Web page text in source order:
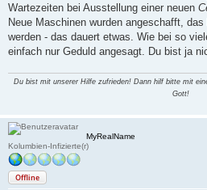
Wartezeiten bei Ausstellung einer neuen
Neue Maschinen wurden angeschafft,
werden - das dauert etwas. Wie bei so
einfach nur Geduld angesagt. Du bist ja
Du bist mit unserer Hilfe zufrieden! Dann hilf bitte mit
Gott!
MyRealName
Kolumbien-Infizierte(r)
Offline